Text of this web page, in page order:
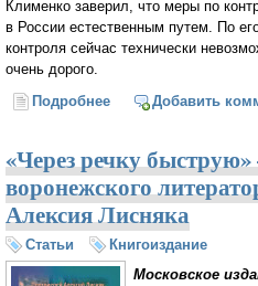
Клименко заверил, что меры по
в России естественным путем. По
контроля сейчас технически
очень дорого.
Подробнее о Клименко
Добавить
«Через речку
воронежского
Алексия Лисняка
Статьи
Книгоиздание
Московское